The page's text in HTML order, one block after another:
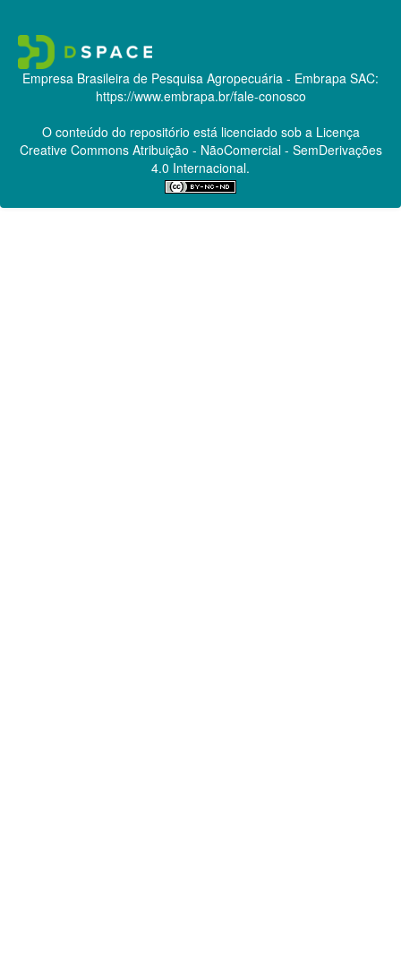
Empresa Brasileira de Pesquisa Agropecuária - Embrapa SAC:
https://www.embrapa.br/fale-conosco
O conteúdo do repositório está licenciado sob a Licença
Creative CommonsAtribuição - NãoComercial - SemDerivações
4.0 Internacional.